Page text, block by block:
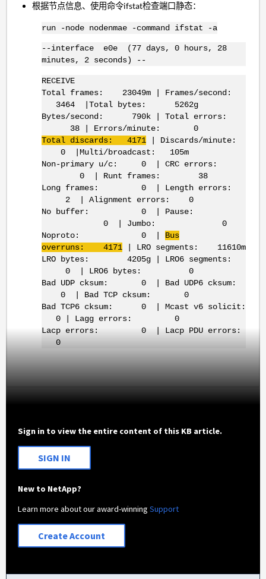
根据节点信息、使用命令ifstat检查端口静态：
run -node nodenmae -command ifstat -a
--interface e0e (77 days, 0 hours, 28
minutes, 2 seconds) --
RECEIVE
Total frames: 23049m | Frames/second:
3464 |Total bytes: 5262g
Bytes/second: 790k | Total errors:
38 | Errors/minute: 0
Total discards: 4171| Discards/minute:
0 |Multi/broadcast: 105m
Non-primary u/c: 0 | CRC errors:
0 | Runt frames: 38
Long frames: 0 | Length errors:
2 | Alignment errors: 0
No buffer: 0 | Pause:
0 | Jumbo: 0
Noproto: 0 | Bus
overruns: 4171| LRO segments: 11610m
LRO bytes: 4205g | LRO6 segments:
0 | LRO6 bytes: 0
Bad UDP cksum: 0 | Bad UDP6 cksum:
0 | Bad TCP cksum: 0
Bad TCP6 cksum: 0 | Mcast v6 solicit:
0 | Lagg errors: 0
Lacp errors: 0 | Lacp PDU errors:
0
Sign in to view the entire content of this KB article.
SIGN IN
New to NetApp?
Learn more about our award-winningSupport
Create Account